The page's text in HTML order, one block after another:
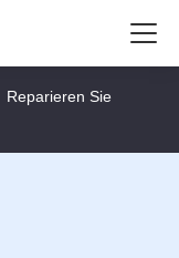
Reparieren Sie